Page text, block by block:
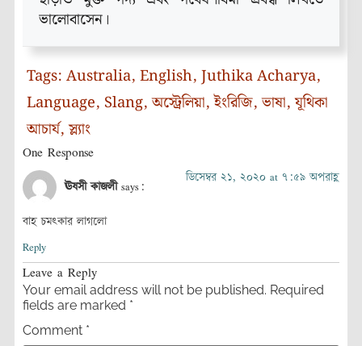
ভালোবাসেন।
Tags: Australia, English, Juthika Acharya,
Language, Slang,অস্ট্রেলিয়া,ইংরিজি,ভাষা,যূথিকা
আচার্য,স্ল্যাং
One Response
ঊষসী কাজলী says:
ডিসেম্বর ২১, ২০২০ at ৭:৫৯ অপরাহ্ণ
বাহ চমৎকার লাগলো
Reply
Leave a Reply
Your email address will not be published. Required
fields are marked *
Comment *